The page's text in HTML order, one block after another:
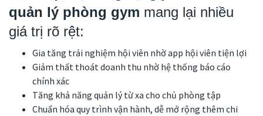
quản lý phòng gym mang lại nhiều
giá trị rõ rệt:
Gia tăng trải nghiệm hội viên nhờ app hội viên tiện lợi
Giảm thất thoát doanh thu nhờ hệ thống báo cáo
chính xác
Tăng khả năng quản lý từ xa cho chủ phòng tập
Chuẩn hóa quy trình vận hành, dễ mở rộng thêm chi